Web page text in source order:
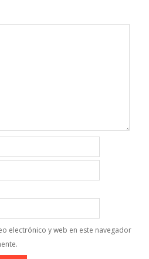
electrónico y web en este navegador